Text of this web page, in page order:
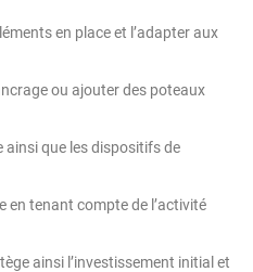
en place et l’adapter aux
ou ajouter des poteaux
que les dispositifs de
en tenant compte de l’activité
ainsi l’investissement initial et